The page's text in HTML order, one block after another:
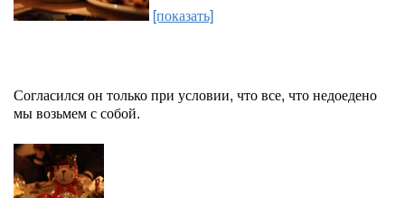
[показать]
Согласился он только при условии, что все, что недоедено
мы возьмем с собой.